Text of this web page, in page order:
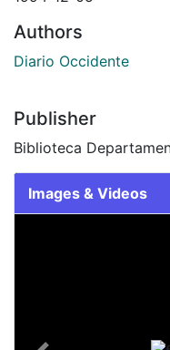
Authors
Diario Occidente
Publisher
Biblioteca
Images & Videos